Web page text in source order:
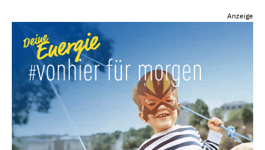
Anzeige